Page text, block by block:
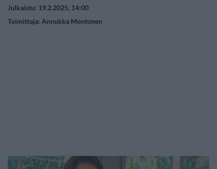
Julkaistu: 19.2.2025, 14:00
Toimittaja: Annukka Montonen